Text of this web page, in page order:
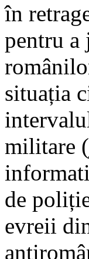
în
pentru a
situația
militare
de
evreii